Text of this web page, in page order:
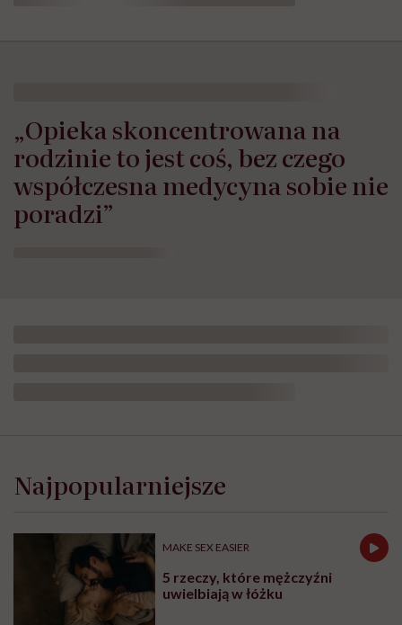
„Opieka skoncentrowana na
rodzinie to jest coś, bez czego
współczesna medycyna sobie nie
poradzi”
Najpopularniejsze
MAKE SEX EASIER
5 rzeczy, które mężczyźni
uwielbiają w łóżku